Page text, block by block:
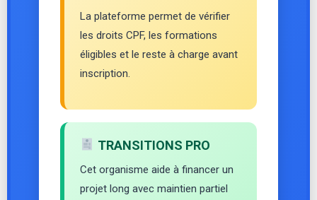
La plateforme permet de vérifier
les droits CPF, les formations
éligibles et le reste à charge avant
inscription.
TRANSITIONS PRO
Cet organisme aide à financer un
projet long avec maintien partiel